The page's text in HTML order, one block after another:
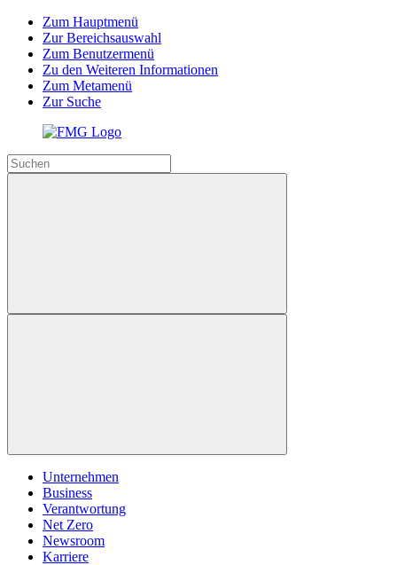
Zum Hauptmenü
Zur Bereichsauswahl
Zum Benutzermenü
Zu den Weiteren Informationen
Zum Metamenü
Zur Suche
Unternehmen
Business
Verantwortung
Net Zero
Newsroom
Karriere